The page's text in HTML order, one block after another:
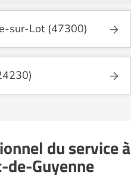
sur-Lot (47300)
du service à
de-Guyenne